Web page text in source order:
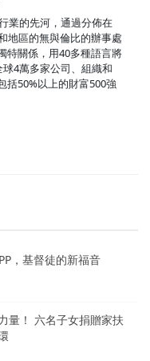
業的先河，通過分佈在
地區的無與倫比的辦事處
特關係，用40多種語言將
4萬多家公司、組織和
括50%以上的財富500強
，基督徒的新福音
量！ 六名子女捐贈家扶